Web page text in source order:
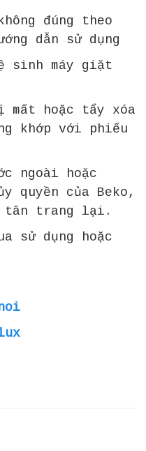
đúng theo
dẫn sử dụng
sinh máy giặt
mất hoặc tẩy xóa
khớp với phiếu
ngoài hoặc
quyền của Beko,
tân trang lại.
sử dụng hoặc